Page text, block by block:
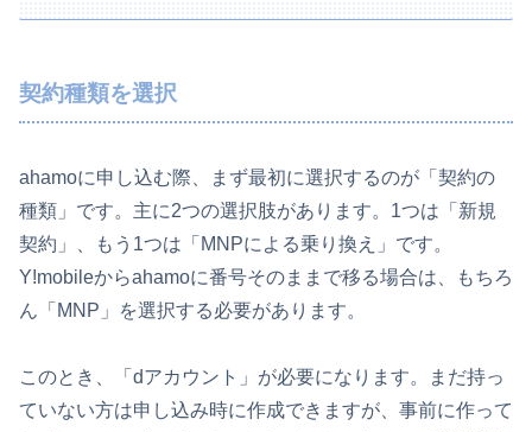
契約種類を選択
ahamoに申し込む際、まず最初に選択するのが「契約の
種類」です。主に2つの選択肢があります。1つは「新規
契約」、もう1つは「MNPによる乗り換え」です。
Y!mobileからahamoに番号そのままで移る場合は、もちろ
ん「MNP」を選択する必要があります。
このとき、「dアカウント」が必要になります。まだ持っ
ていない方は申し込み時に作成できますが、事前に作って